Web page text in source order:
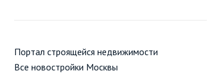
Портал строящейся недвижимости
Все новостройки Москвы